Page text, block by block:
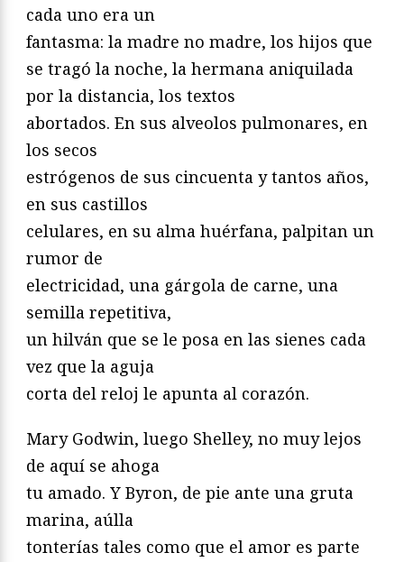
cada uno era un
fantasma: la madre no madre, los hijos que
se tragó la noche, la hermana aniquilada
por la distancia, los textos
abortados. En sus alveolos pulmonares, en
los secos
estrógenos de sus cincuenta y tantos años,
en sus castillos
celulares, en su alma huérfana, palpitan un
rumor de
electricidad, una gárgola de carne, una
semilla repetitiva,
un hilván que se le posa en las sienes cada
vez que la aguja
corta del reloj le apunta al corazón.
Mary Godwin, luego Shelley, no muy lejos
de aquí se ahoga
tu amado. Y Byron, de pie ante una gruta
marina, aúlla
tonterías tales como que el amor es parte